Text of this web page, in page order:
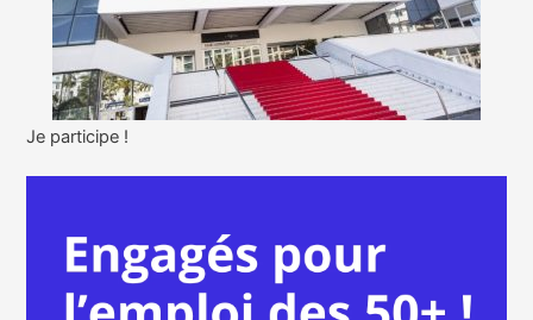
Je participe !